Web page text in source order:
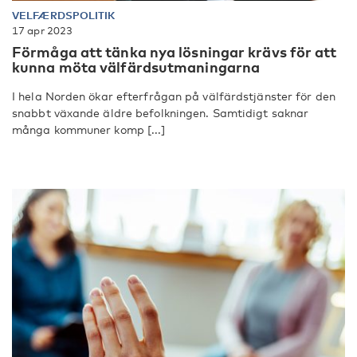
VELFÆRDSPOLITIK
17 apr 2023
Förmåga att tänka nya lösningar krävs för att
kunna möta välfärdsutmaningarna
I hela Norden ökar efterfrågan på välfärdstjänster för den
snabbt växande äldre befolkningen. Samtidigt saknar
många kommuner komp [...]